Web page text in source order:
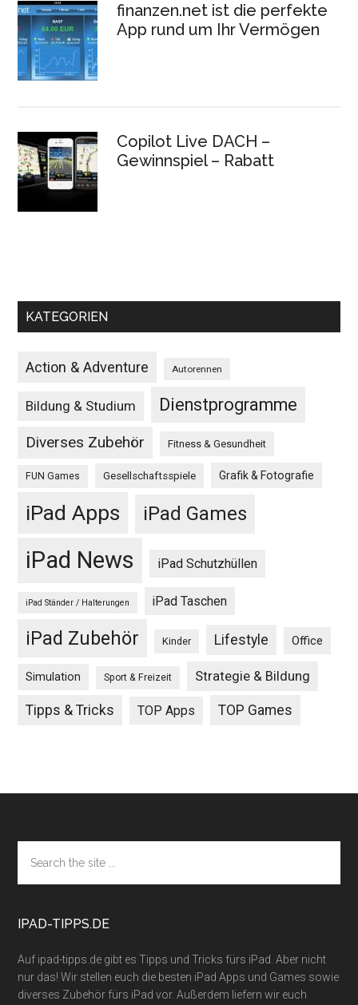
finanzen.net ist die perfekte
App rund um Ihr Vermögen
Copilot Live DACH –
Gewinnspiel – Rabatt
KATEGORIEN
Action & Adventure Autorennen
Bildung & Studium Dienstprogramme
Diverses Zubehör Fitness & Gesundheit
FUN Games Gesellschaftsspiele Grafik & Fotografie
iPad Apps iPad Games
iPad News iPad Schutzhüllen
iPad Ständer / Halterungen iPad Taschen
iPad Zubehör Kinder Lifestyle Office
Simulation Sport & Freizeit Strategie & Bildung
Tipps & Tricks TOP Apps TOP Games
Footer
the
site
IPAD-TIPPS.DE
Auf ipad-tipps.de gibt es Tipps und Tricks fürs iPad. Aber nicht
nur das! Wir stellen euch die besten iPad Apps und Games sowie
diverses Zubehör fürs iPad vor. Außerdem liefern wir euch